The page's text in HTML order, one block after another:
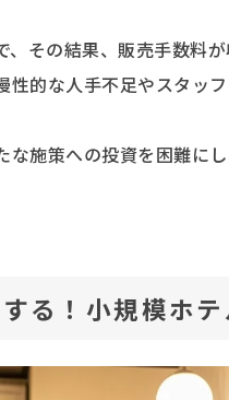
その結果、販売手数料
的な人手不足やスタッフ
施策への投資を困難に
る！小規模ホ